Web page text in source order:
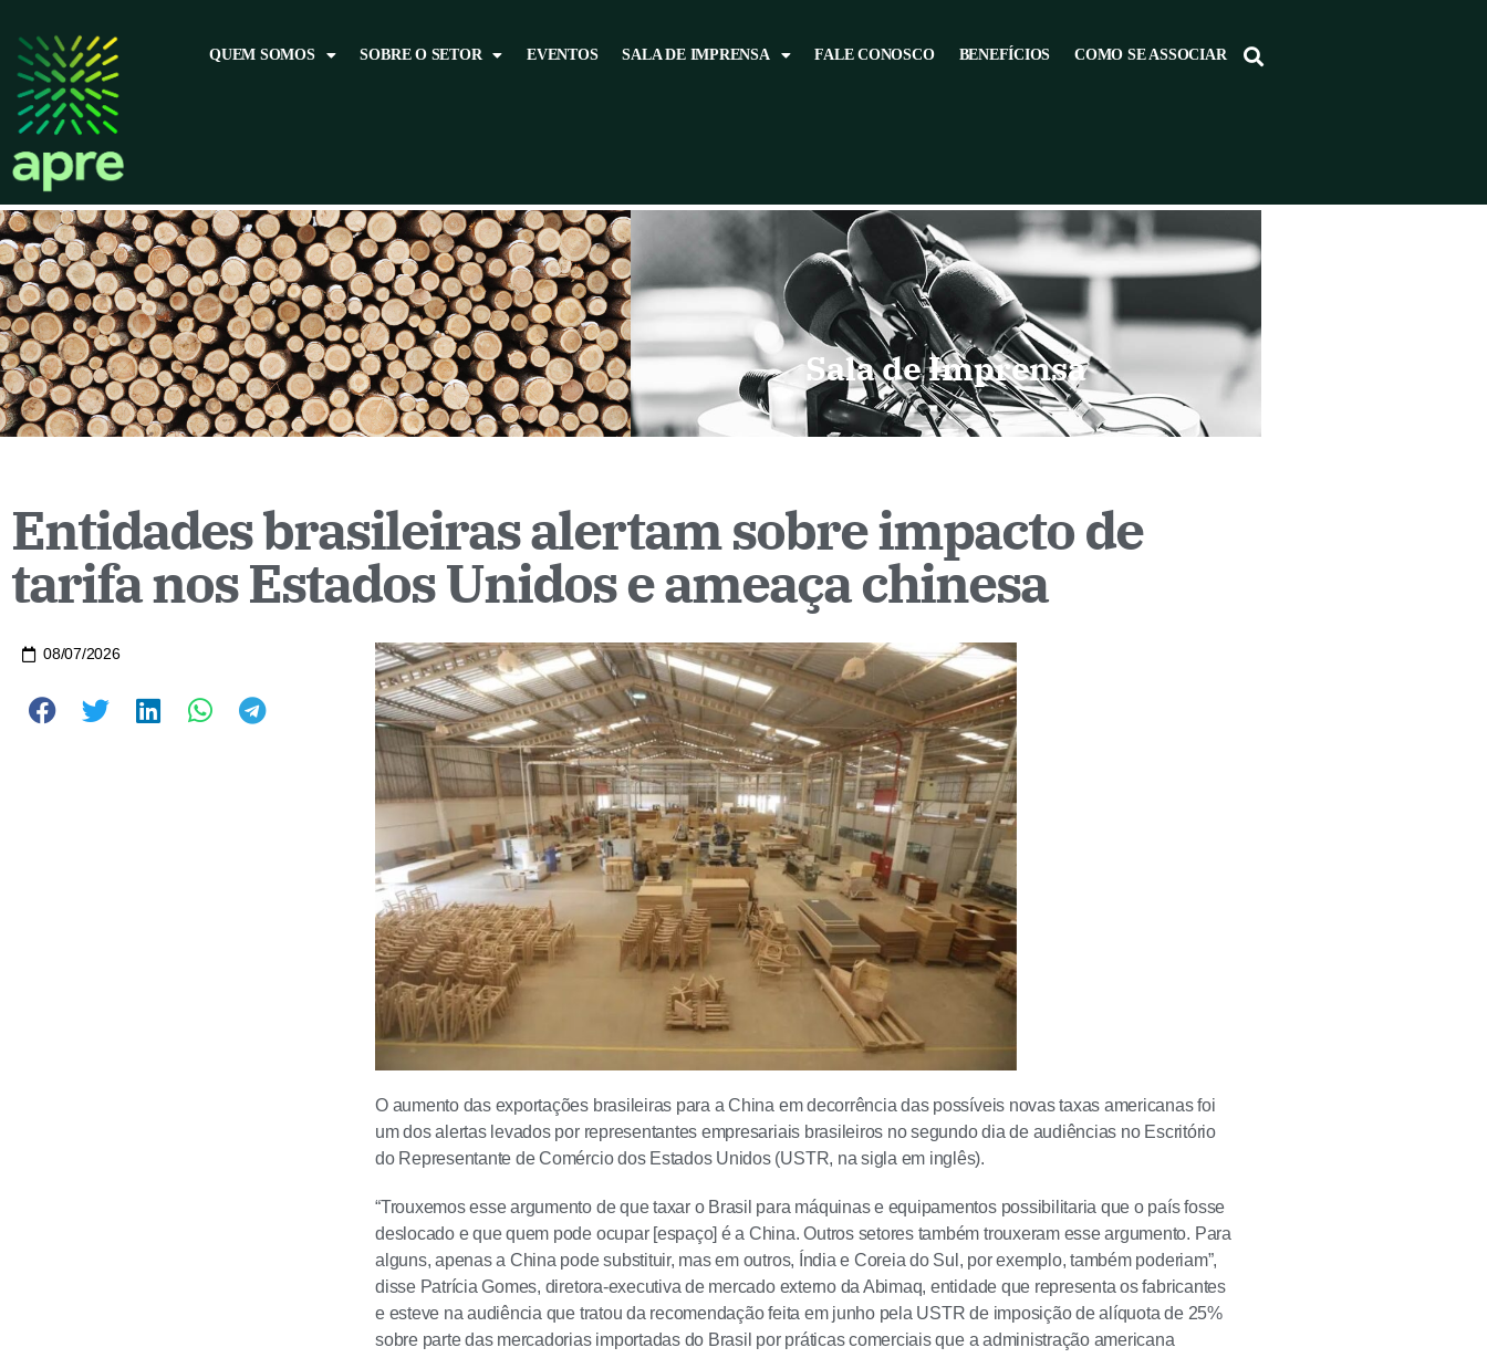
QUEM SOMOS SOBRE O SETOR EVENTOS SALA DE IMPRENSA FALE CONOSCO BENEFÍCIOS COMO SE ASSOCIAR
Sala de Imprensa
Entidades brasileiras alertam sobre impacto de
tarifa nos Estados Unidos e ameaça chinesa
08/07/2026
O aumento das exportações brasileiras para a China em decorrência das possíveis novas taxas americanas foi
um dos alertas levados por representantes empresariais brasileiros no segundo dia de audiências no Escritório
do Representante de Comércio dos Estados Unidos (USTR, na sigla em inglês).
“Trouxemos esse argumento de que taxar o Brasil para máquinas e equipamentos possibilitaria que o país fosse
deslocado e que quem pode ocupar [espaço] é a China. Outros setores também trouxeram esse argumento. Para
alguns, apenas a China pode substituir, mas em outros, Índia e Coreia do Sul, por exemplo, também poderiam”,
disse Patrícia Gomes, diretora-executiva de mercado externo da Abimaq, entidade que representa os fabricantes
e esteve na audiência que tratou da recomendação feita em junho pela USTR de imposição de alíquota de 25%
sobre parte das mercadorias importadas do Brasil por práticas comerciais que a administração americana